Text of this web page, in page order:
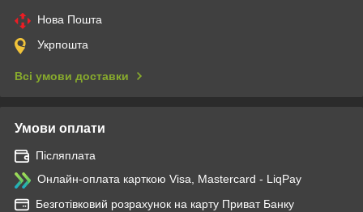
Нова Пошта
Укрпошта
Всі умови доставки
Умови оплати
Післяплата
Онлайн-оплата карткою Visa, Mastercard - LiqPay
Безготівковий розрахунок на карту Приват Банку